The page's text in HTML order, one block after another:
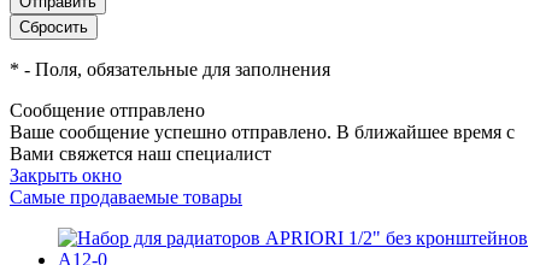
* - Поля, обязательные для заполнения
Сообщение отправлено
Ваше сообщение успешно отправлено. В ближайшее время с
Вами свяжется наш специалист
Закрыть окно
Самые продаваемые товары